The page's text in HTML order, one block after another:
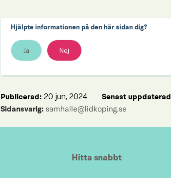
Hjälpte informationen på den här sidan dig?
Ja Nej
Publicerad: 20 jun, 2024 Senast
Sidansvarig: samhalle@lidkoping.se
Hitta snabbt